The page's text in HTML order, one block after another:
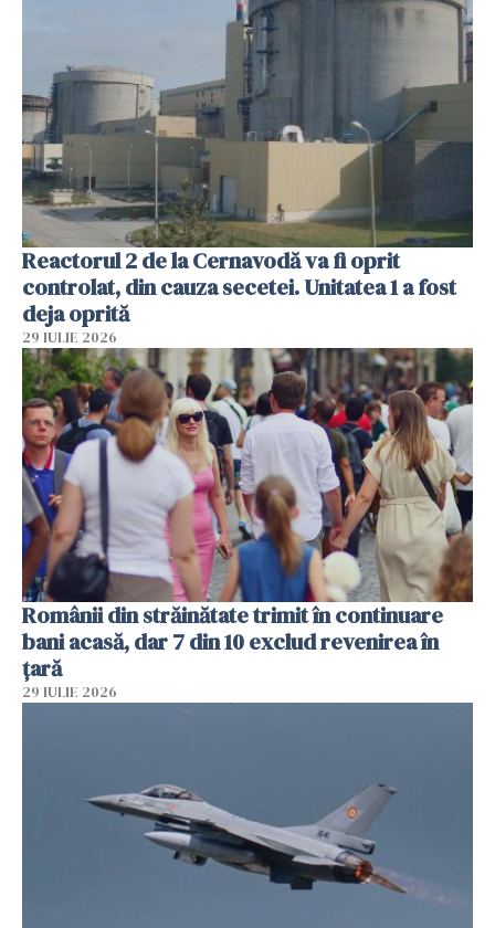
Reactorul 2 de la Cernavodă va fi oprit
controlat, din cauza secetei. Unitatea 1 a fost
deja oprită
29 IULIE 2026
Românii din străinătate trimit în continuare
bani acasă, dar 7 din 10 exclud revenirea în
țară
29 IULIE 2026